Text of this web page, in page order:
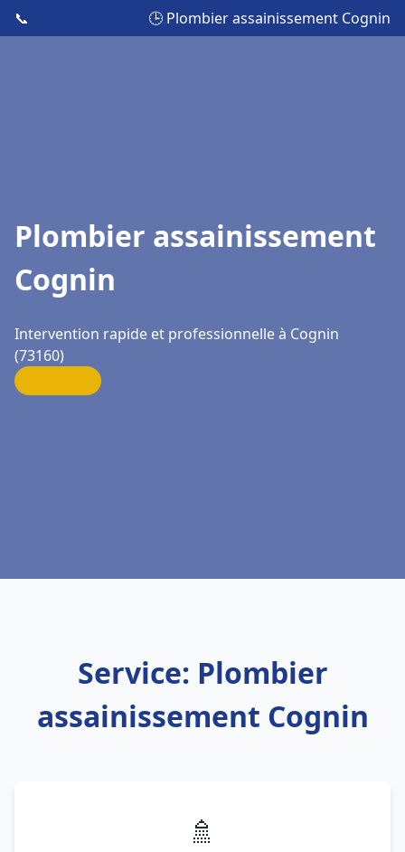
📞 🕒 Plombier assainissement Cognin
Plombier assainissement
Cognin
Intervention rapide et professionnelle à Cognin
(73160)
Service: Plombier
assainissement Cognin
🚿